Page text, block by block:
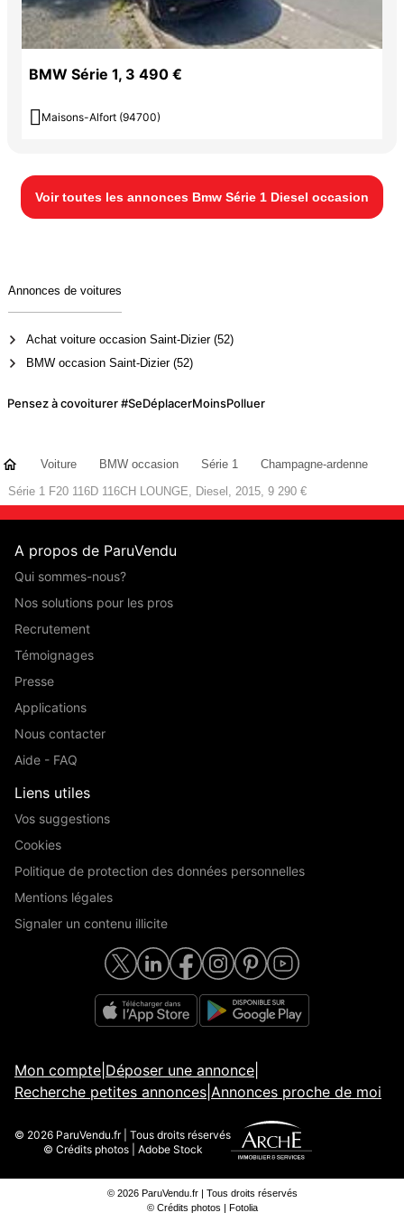
BMW Série 1, 3 490 €
 Maisons-Alfort (94700)
Voir toutes les annonces Bmw Série 1 Diesel occasion
Annonces de voitures
Achat voiture occasion Saint-Dizier (52)
BMW occasion Saint-Dizier (52)
Pensez à covoiturer #SeDéplacerMoinsPolluer
Voiture BMW occasion Série 1
Champagne-ardenne
Série 1 F20 116D 116CH LOUNGE, Diesel, 2015, 9 290 €
A propos de ParuVendu
Qui sommes-nous?
Nos solutions pour les pros
Recrutement
Témoignages
Presse
Applications
Nous contacter
Aide - FAQ
Liens utiles
Vos suggestions
Cookies
Politique de protection des données personnelles
Mentions légales
Signaler un contenu illicite
Mon compte Déposer une annonce
Recherche petites annonces Annonces proche de moi
© 2026 ParuVendu.fr | Tous droits réservés
© Crédits photos | Adobe Stock
© 2026 ParuVendu.fr | Tous droits réservés
© Crédits photos | Fotolia